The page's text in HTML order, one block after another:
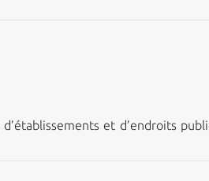
et d’endroits